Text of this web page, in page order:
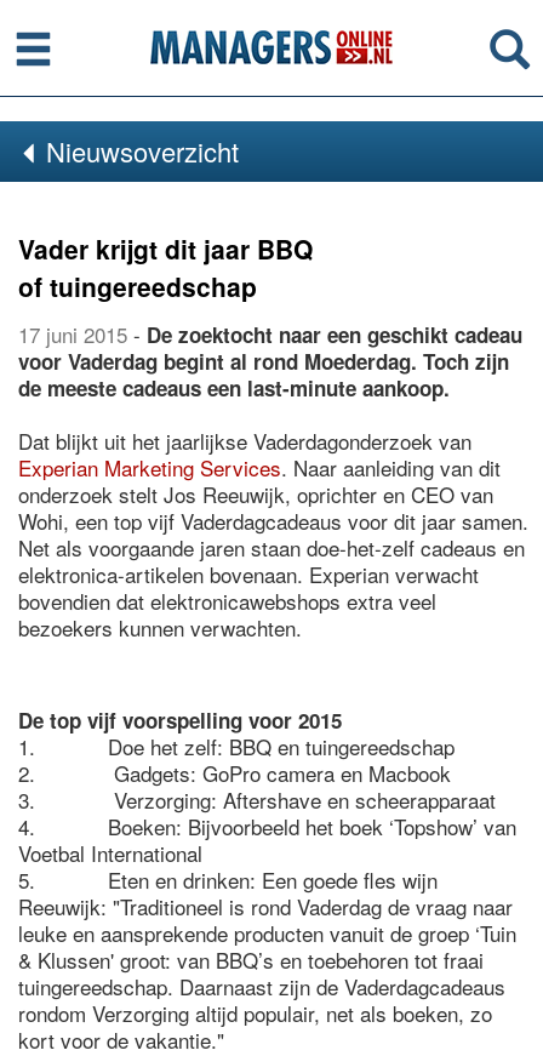
Menu
Nieuwsoverzicht
Vader krijgt dit jaar BBQ
of tuingereedschap
17 juni 2015 - De zoektocht naar een geschikt cadeau
voor Vaderdag begint al rond Moederdag. Toch zijn
de meeste cadeaus een last-minute aankoop.
Dat blijkt uit het jaarlijkse Vaderdagonderzoek van
Experian Marketing Services. Naar aanleiding van dit
onderzoek stelt Jos Reeuwijk, oprichter en CEO van
Wohi, een top vijf Vaderdagcadeaus voor dit jaar samen.
Net als voorgaande jaren staan doe-het-zelf cadeaus en
elektronica-artikelen bovenaan. Experian verwacht
bovendien dat elektronicawebshops extra veel
bezoekers kunnen verwachten.
De top vijf voorspelling voor 2015
1. Doe het zelf: BBQ en tuingereedschap
2. Gadgets: GoPro camera en Macbook
3. Verzorging: Aftershave en scheerapparaat
4. Boeken: Bijvoorbeeld het boek ‘Topshow’ van
Voetbal International
5. Eten en drinken: Een goede fles wijn
Reeuwijk: "Traditioneel is rond Vaderdag de vraag naar
leuke en aansprekende producten vanuit de groep ‘Tuin
& Klussen' groot: van BBQ’s en toebehoren tot fraai
tuingereedschap. Daarnaast zijn de Vaderdagcadeaus
rondom Verzorging altijd populair, net als boeken, zo
kort voor de vakantie."